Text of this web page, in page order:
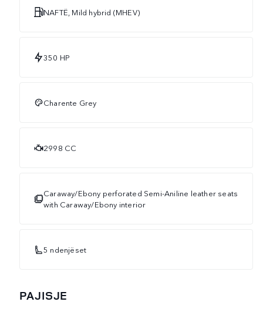
NAFTË, Mild hybrid (MHEV)
350 HP
Charente Grey
2998 CC
Caraway/Ebony perforated Semi-Aniline leather seats
with Caraway/Ebony interior
5 ndenjëset
PAJISJE